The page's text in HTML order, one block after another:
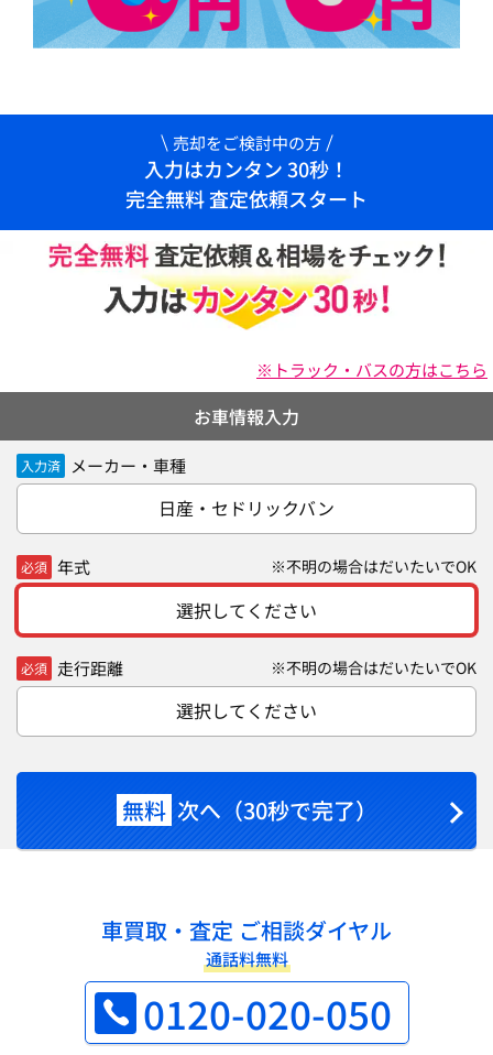
売却をご検討中の方
入力はカンタン 30秒！
完全無料 査定依頼スタート
※トラック・バスの方はこちら
お車情報入力
入力済 メーカー・車種
日産・セドリックバン
必須 年式 ※不明の場合はだいたいでOK
選択してください
必須 走行距離 ※不明の場合はだいたいでOK
選択してください
無料 次へ（30秒で完了）
車買取・査定 ご相談ダイヤル
通話料無料
0120-020-050